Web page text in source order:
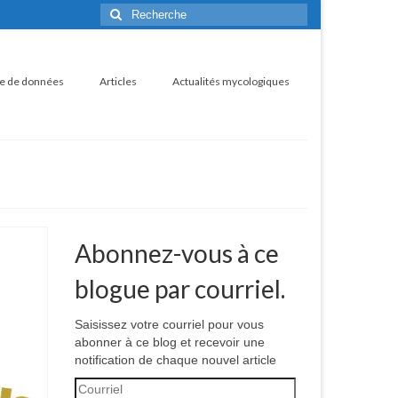
Rechercher
:
de données Articles Actualités mycologiques
Abonnez-vous à ce
blogue par courriel.
Saisissez votre courriel pour vous
abonner à ce blog et recevoir une
notification de chaque nouvel article
Courriel